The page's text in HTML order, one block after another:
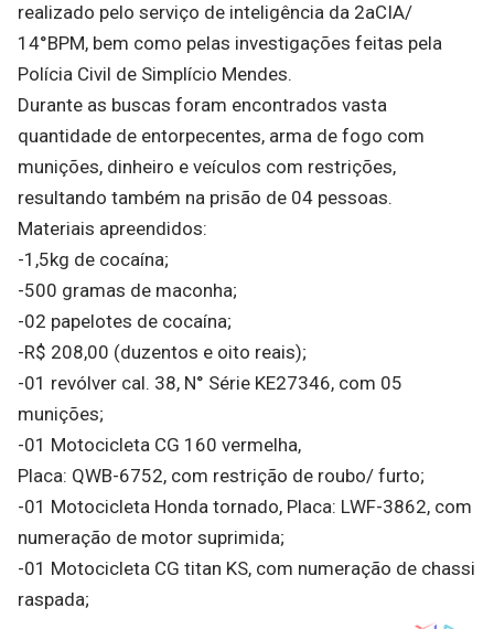
realizado pelo serviço de inteligência da 2aCIA/
14°BPM, bem como pelas investigações feitas pela
Polícia Civil de Simplício Mendes.
Durante as buscas foram encontrados vasta
quantidade de entorpecentes, arma de fogo com
munições, dinheiro e veículos com restrições,
resultando também na prisão de 04 pessoas.
Materiais apreendidos:
-1,5kg de cocaína;
-500 gramas de maconha;
-02 papelotes de cocaína;
-R$ 208,00 (duzentos e oito reais);
-01 revólver cal. 38, N° Série KE27346, com 05
munições;
-01 Motocicleta CG 160 vermelha,
Placa: QWB-6752, com restrição de roubo/ furto;
-01 Motocicleta Honda tornado, Placa: LWF-3862, com
numeração de motor suprimida;
-01 Motocicleta CG titan KS, com numeração de chassi
raspada;